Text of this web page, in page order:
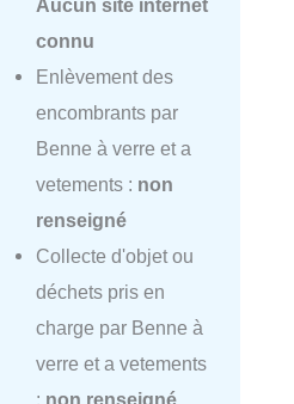
Aucun site internet
connu
Enlèvement des
encombrants par
Benne à verre et a
vetements : non
renseigné
Collecte d'objet ou
déchets pris en
charge par Benne à
verre et a vetements